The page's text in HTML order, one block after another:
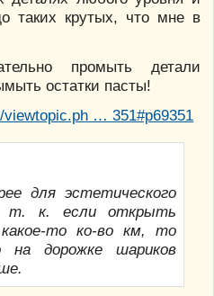
таких крутых, что мне в
промыть детали
остатки пасты!
… 351#p69351
для эстетического
т. к. если открыть
то ко-во км, то
дорожке шариков